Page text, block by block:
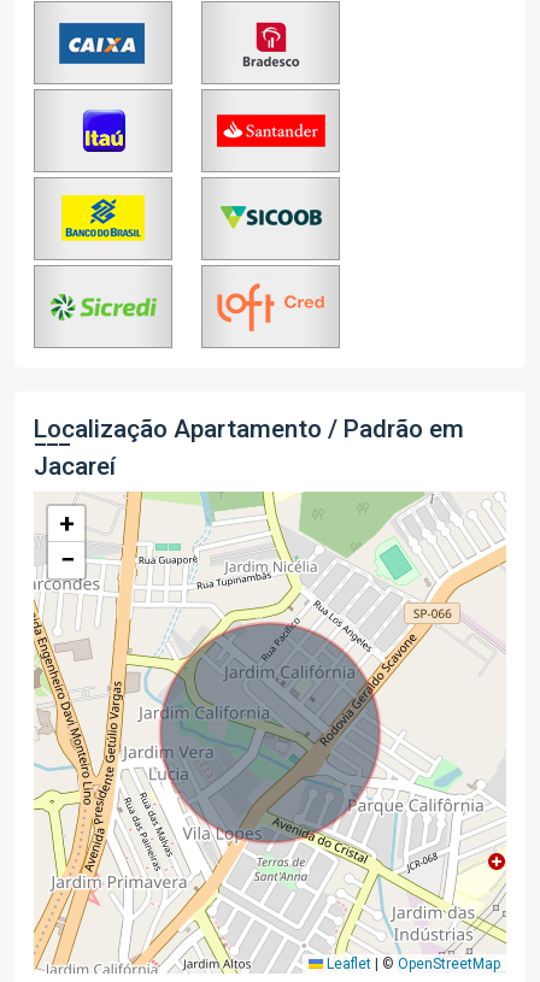
Localização Apartamento / Padrão em
Jacareí
+
−
Leaflet © OpenStreetMap